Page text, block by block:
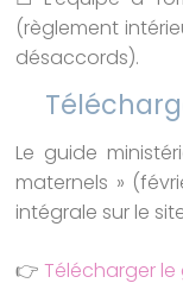
(règlement
désaccords).
Le guide
maternels »
intégrale sur le
👉Télécharger le